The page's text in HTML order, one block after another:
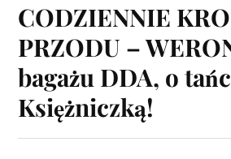
CODZIENNIE
PRZODU –
bagażu DDA, o
Księżniczką!